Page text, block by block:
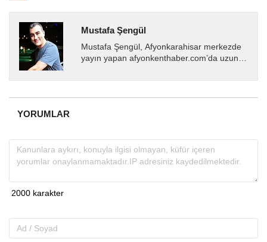
Mustafa Şengül
Mustafa Şengül, Afyonkarahisar merkezde
yayın yapan afyonkenthaber.com’da uzun
almakta, haber akışı...
YORUMLAR